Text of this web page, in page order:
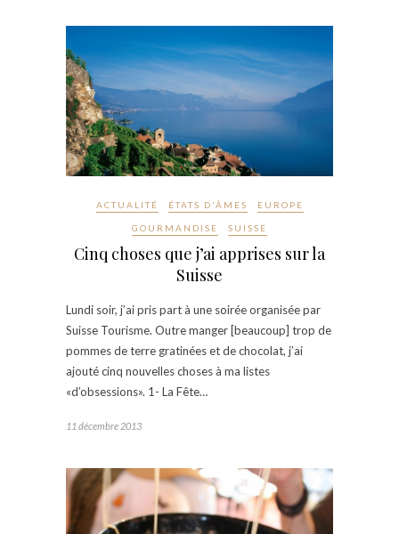
ACTUALITÉ ÉTATS D'ÂMES EUROPE
GOURMANDISE SUISSE
Cinq choses que j’ai apprises sur la
Suisse
Lundi soir, j’ai pris part à une soirée organisée par
Suisse Tourisme. Outre manger [beaucoup] trop de
pommes de terre gratinées et de chocolat, j’ai
ajouté cinq nouvelles choses à ma listes
«d’obsessions». 1- La Fête…
11 décembre 2013